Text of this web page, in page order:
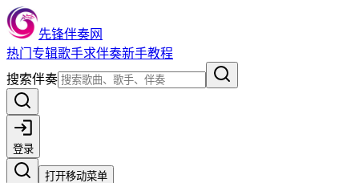
先锋伴奏网
热门 专辑歌手求伴奏新手教程
搜索伴奏
登录
打开移动菜单